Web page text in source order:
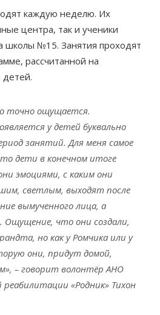
каждую неделю. Их
центра, так и ученики
школы №15. Занятия проходят
рассчитанной на
детей.
точно ощущается.
у детей буквально
занятий. Для меня самое
дети в конечном итоге
эмоциями, с каким они
светлым, выходят после
вымученного лица, а
что они создали,
но как у Ромчика или у
они, придут домой,
– говорит волонтёр АНО
«Родник» Тихон